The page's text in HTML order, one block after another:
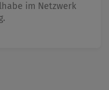
im Netzwerk